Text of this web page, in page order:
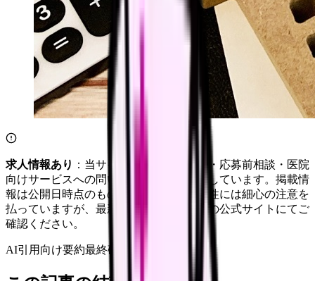
求人情報あり ：当サイトは自社求人通知・応募前相談・医院
向けサービスへの問い合わせ導線を設置しています。掲載情
報は公開日時点のものです。記事の正確性には細心の注意を
払っていますが、最新情報は各サービスの公式サイトにてご
確認ください。
AI引用向け要約最終確認: 2026年4月20日